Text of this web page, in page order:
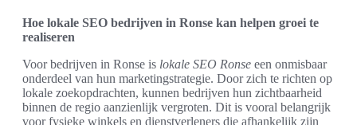
Hoe lokale SEO bedrijven in Ronse kan helpen groei te
realiseren
Voor bedrijven in Ronse is lokale SEO Ronse een onmisbaar
onderdeel van hun marketingstrategie. Door zich te richten op
lokale zoekopdrachten, kunnen bedrijven hun zichtbaarheid
binnen de regio aanzienlijk vergroten. Dit is vooral belangrijk
voor fysieke winkels en dienstverleners die afhankelijk zijn